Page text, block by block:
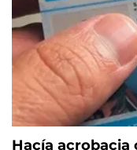
Hacía acrobacia